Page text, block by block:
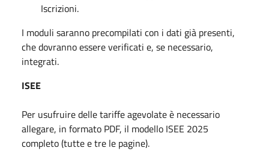
Iscrizioni.
I moduli saranno precompilati con i dati già presenti,
che dovranno essere verificati e, se necessario,
integrati.
ISEE
Per usufruire delle tariffe agevolate è necessario
allegare, in formato PDF, il modello ISEE 2025
completo (tutte e tre le pagine).